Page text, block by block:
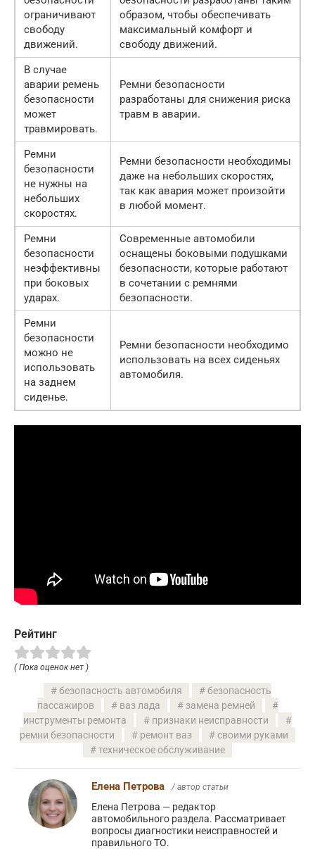
ограничивают
свободу
движений.
образом, чтобы обеспечивать
максимальный комфорт и
свободу движений.
В случае
аварии ремень
безопасности
может
травмировать.
Ремни безопасности
разработаны для снижения риска
травм в аварии.
Ремни
безопасности
не нужны на
небольших
скоростях.
Ремни безопасности необходимы
даже на небольших скоростях,
так как авария может произойти
в любой момент.
Ремни
безопасности
неэффективны
при боковых
ударах.
Современные автомобили
оснащены боковыми подушками
безопасности, которые работают
в сочетании с ремнями
безопасности.
Ремни
безопасности
можно не
использовать
на заднем
сиденье.
Ремни безопасности необходимо
использовать на всех сиденьях
автомобиля.
Рейтинг
( Пока оценок нет )
безопасность автомобиля
безопасность
пассажиров
ваз лада
замена ремней
инструменты ремонта
признаки неисправности
ремни безопасности
ремонт ваз
своими руками
техническое обслуживание
Елена Петрова / автор статьи
Елена Петрова — редактор
автомобильного раздела. Рассматривает
вопросы диагностики неисправностей и
правильного ТО.